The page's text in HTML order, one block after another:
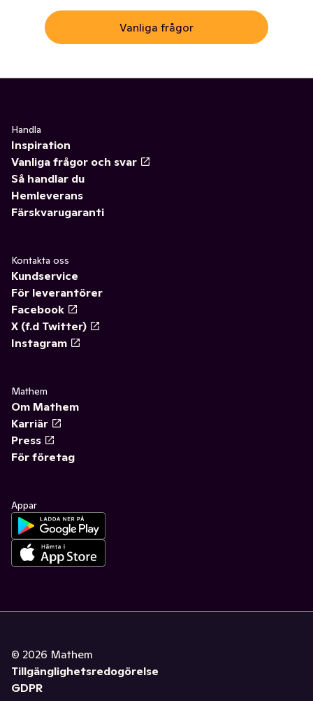
Vanliga frågor
Handla
Inspiration
Vanliga frågor och svar
Så handlar du
Hemleverans
Färskvarugaranti
Kontakta oss
Kundservice
För leverantörer
Facebook
X (f.d Twitter)
Instagram
Mathem
Om Mathem
Karriär
Press
För företag
Appar
© 2026 Mathem
Tillgänglighetsredogörelse
GDPR